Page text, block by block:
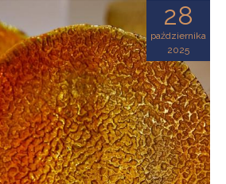
28
października
2025